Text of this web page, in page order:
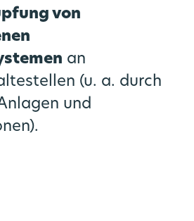
von
an
(u. a. durch
und